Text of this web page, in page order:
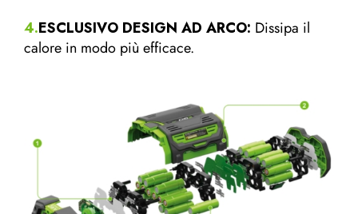
4.ESCLUSIVO DESIGN AD ARCO: Dissipa il
calore in modo più efficace.